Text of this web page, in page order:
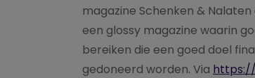
magazine Schenken &
een glossy magazine waarin
bereiken die een goed doel
gedoneerd worden. Via